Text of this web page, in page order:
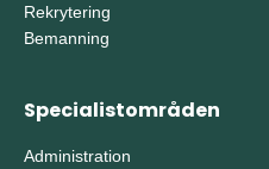
Rekrytering
Bemanning
Specialistområden
Administration